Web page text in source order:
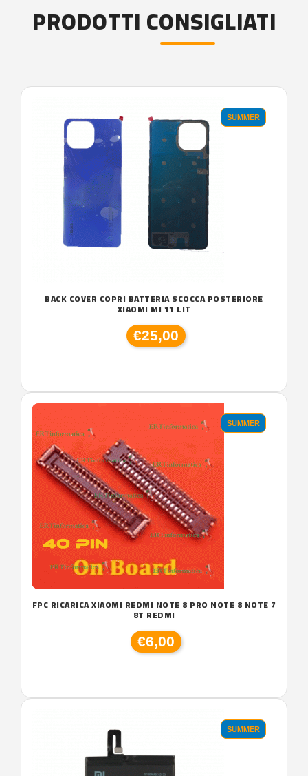
PRODOTTI CONSIGLIATI
SUMMER
BACK COVER COPRI BATTERIA SCOCCA POSTERIORE
XIAOMI MI 11 LIT
€25,00
SUMMER
FPC RICARICA XIAOMI REDMI NOTE 8 PRO NOTE 8 NOTE 7
8T REDMI
€6,00
SUMMER